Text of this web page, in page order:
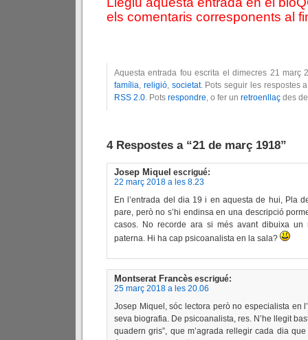
els comentaris corresponents al
Aquesta entrada fou escrita el dimecres 21 març
família, religió, societat. Pots seguir les respostes
RSS 2.0. Pots respondre, o fer un retroenllaç des
4 Respostes a “21 de març 1918”
Josep Miquel escrigué:
22 març 2018 a les 8.23
En l’entrada del dia 19 i en aquesta de hui, Pla
pare, però no s’hi endinsa en una descripció
casos. No recorde ara si més avant dibuixa un
paterna. Hi ha cap psicoanalista en la sala?
Montserat Francès escrigué:
25 març 2018 a les 20.06
Josep Miquel, sóc lectora però no especialista en
seva biografia. De psicoanalista, res. N’he llegit
quadern gris”, que m’agrada rellegir cada dia